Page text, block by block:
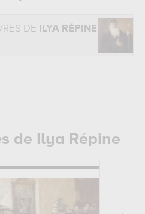
DE ILYA RÉPINE
de Ilya Répine